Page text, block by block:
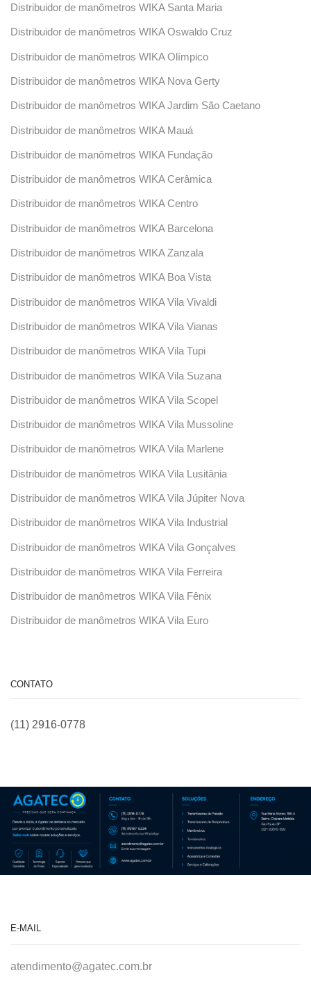
Distribuidor de manômetros WIKA Santa Maria
Distribuidor de manômetros WIKA Oswaldo Cruz
Distribuidor de manômetros WIKA Olímpico
Distribuidor de manômetros WIKA Nova Gerty
Distribuidor de manômetros WIKA Jardim São Caetano
Distribuidor de manômetros WIKA Mauá
Distribuidor de manômetros WIKA Fundação
Distribuidor de manômetros WIKA Cerâmica
Distribuidor de manômetros WIKA Centro
Distribuidor de manômetros WIKA Barcelona
Distribuidor de manômetros WIKA Zanzala
Distribuidor de manômetros WIKA Boa Vista
Distribuidor de manômetros WIKA Vila Vivaldi
Distribuidor de manômetros WIKA Vila Vianas
Distribuidor de manômetros WIKA Vila Tupi
Distribuidor de manômetros WIKA Vila Suzana
Distribuidor de manômetros WIKA Vila Scopel
Distribuidor de manômetros WIKA Vila Mussoline
Distribuidor de manômetros WIKA Vila Marlene
Distribuidor de manômetros WIKA Vila Lusitânia
Distribuidor de manômetros WIKA Vila Júpiter Nova
Distribuidor de manômetros WIKA Vila Industrial
Distribuidor de manômetros WIKA Vila Gonçalves
Distribuidor de manômetros WIKA Vila Ferreira
Distribuidor de manômetros WIKA Vila Fênix
Distribuidor de manômetros WIKA Vila Euro
CONTATO
(11) 2916-0778
E-MAIL
atendimento@agatec.com.br